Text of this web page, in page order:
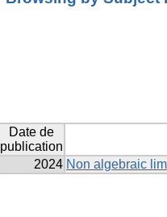
Date de
publication
2024 Non algebraic